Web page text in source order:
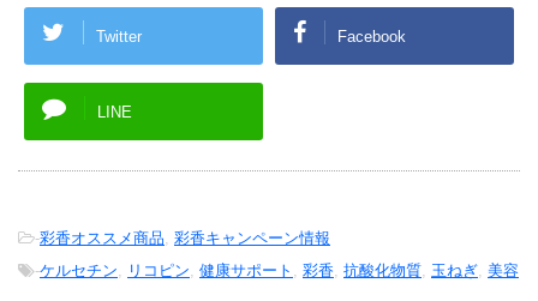
Twitter Facebook
LINE
-彩香オススメ商品, 彩香キャンペーン情報
-ケルセチン, リコピン, 健康サポート , 彩香, 抗酸化物質, 玉ねぎ, 美容